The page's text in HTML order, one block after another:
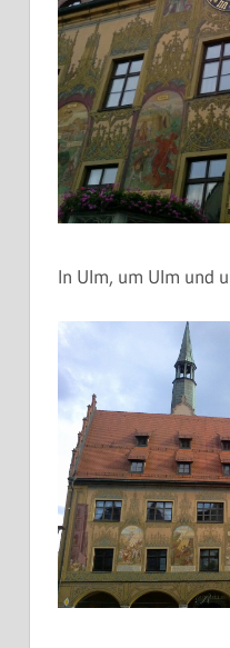
In Ulm, um Ulm und